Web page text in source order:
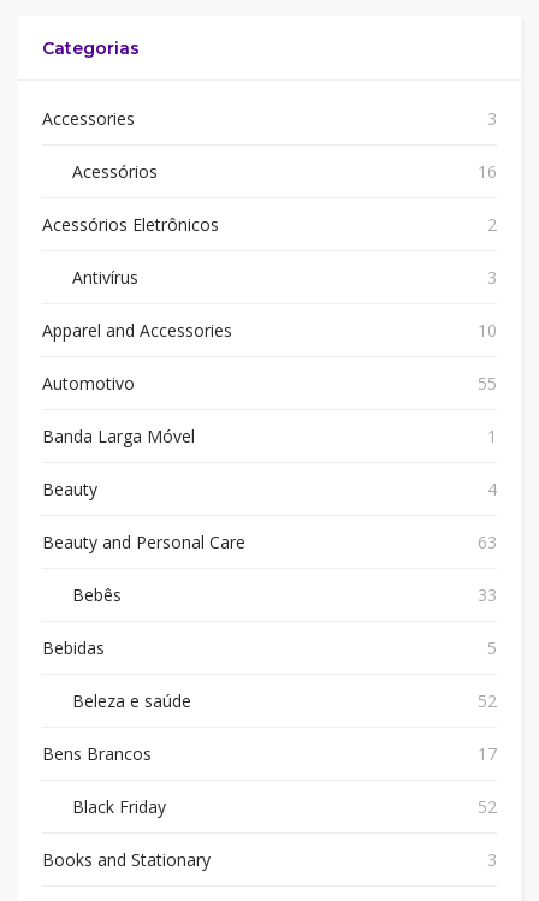
Categorias
Accessories 3
Acessórios 16
Acessórios Eletrônicos 2
Antivírus 3
Apparel and Accessories 10
Automotivo 55
Banda Larga Móvel 1
Beauty 4
Beauty and Personal Care 63
Bebês 33
Bebidas 5
Beleza e saúde 52
Bens Brancos 17
Black Friday 52
Books and Stationary 3